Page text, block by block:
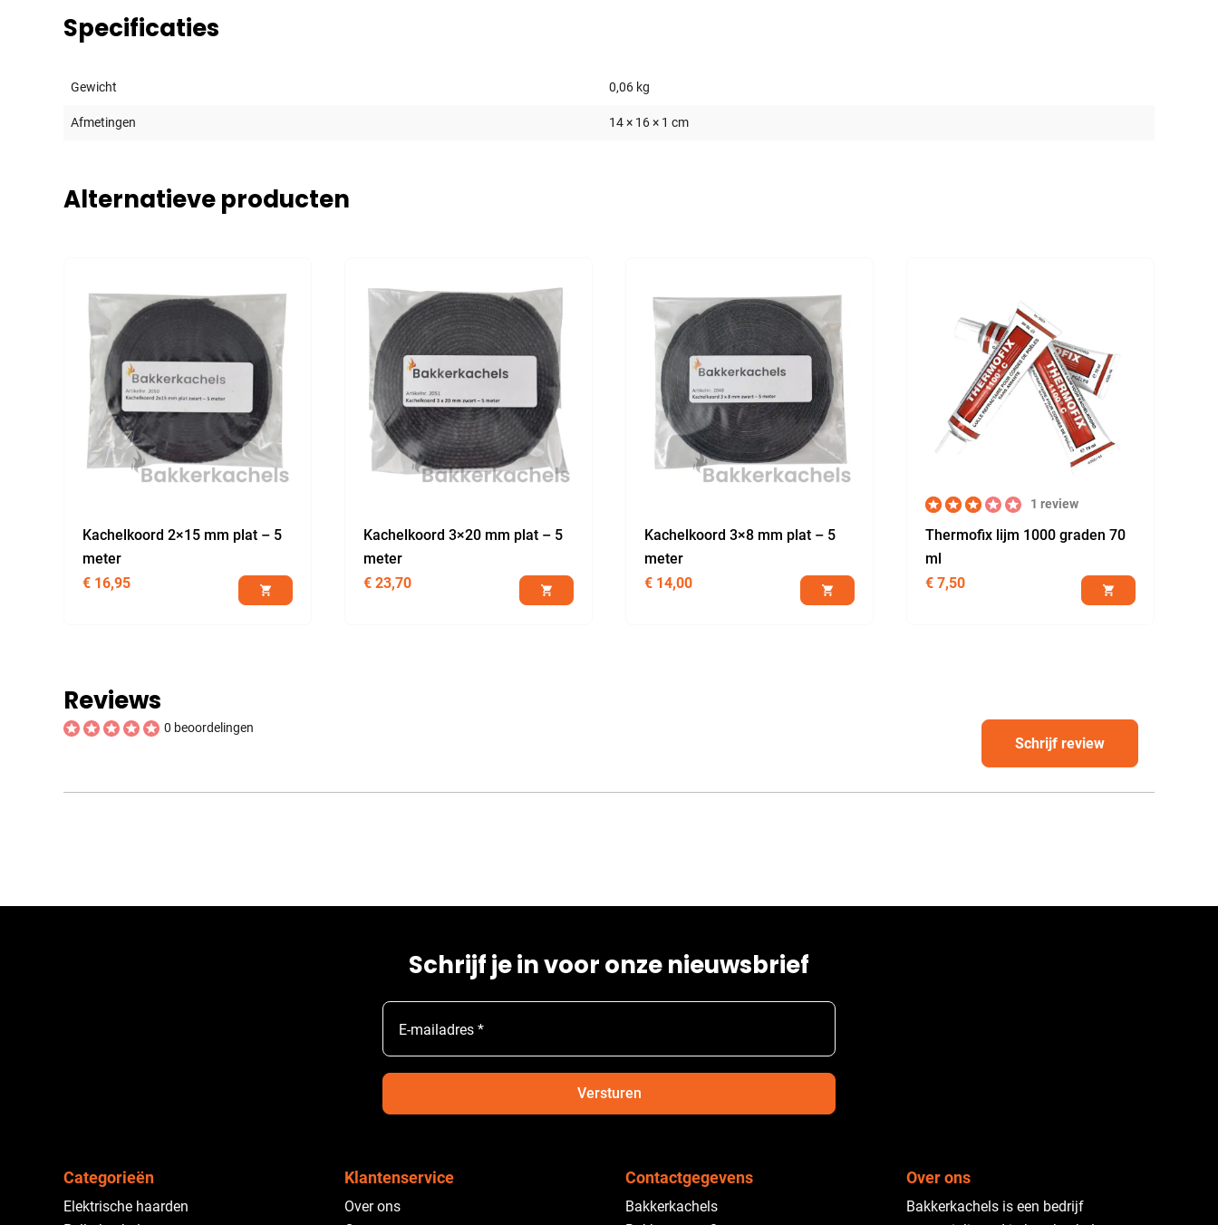
Specificaties
Gewicht 0,06 kg
Afmetingen 14 × 16 × 1 cm
Alternatieve producten
Kachelkoord 2×15 mm plat – 5
meter
€ 16,95
Kachelkoord 3×20 mm plat – 5
meter
€ 23,70
Kachelkoord 3×8 mm plat – 5
meter
€ 14,00
1 review
Thermofix lijm 1000 graden 70
ml
€ 7,50
Reviews
0 beoordelingen
Schrijf review
Schrijf je in voor onze nieuwsbrief
E-mailadres *
Versturen
Categorieën
Elektrische haarden
Klantenservice
Over ons
Contactgegevens
Bakkerkachels
Over ons
Bakkerkachels is een bedrijf